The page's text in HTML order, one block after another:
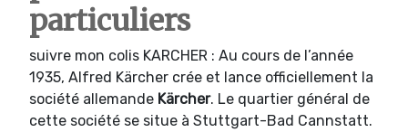
particuliers
suivre mon colis KARCHER : Au cours de l’année
1935, Alfred Kärcher crée et lance officiellement la
société allemande Kärcher. Le quartier général de
cette société se situe à Stuttgart-Bad Cannstatt.